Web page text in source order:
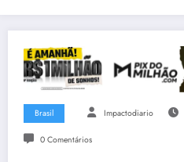
Brasil Impactodiario
0 Comentários